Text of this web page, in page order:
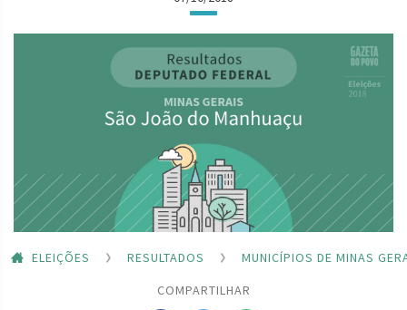
ELEIÇÕES RESULTADOS
MUNICÍPIOS DE MINAS
COMPARTILHAR